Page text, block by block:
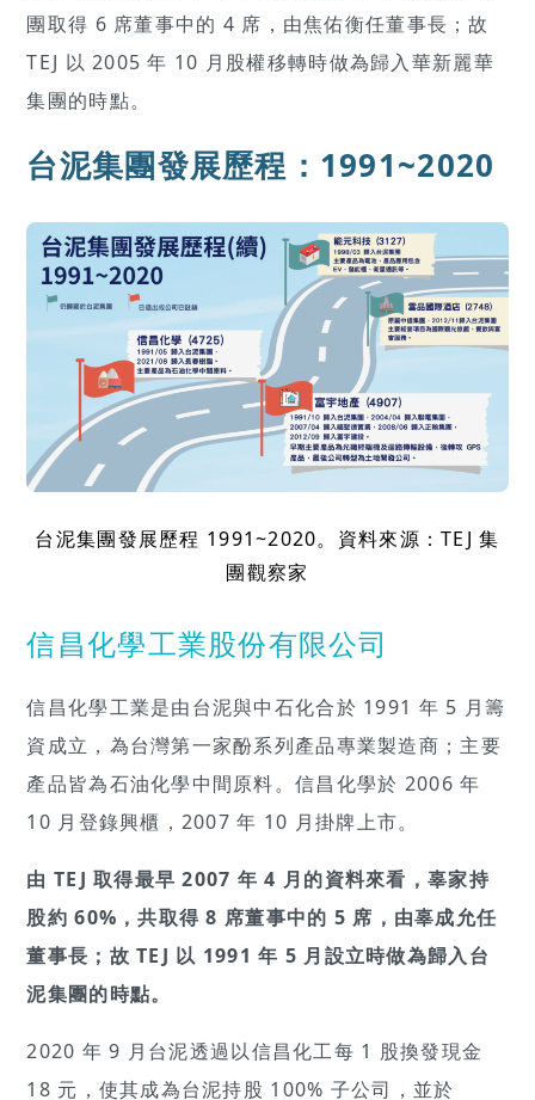
團取得 6 席董事中的 4 席，由焦佑衡任董事長；故
TEJ 以 2005 年 10 月股權移轉時做為歸入華新麗華
集團的時點。
台泥集團發展歷程：1991~2020
台泥集團發展歷程 1991~2020。資料來源：TEJ 集
團觀察家
信昌化學工業股份有限公司
信昌化學工業是由台泥與中石化合於 1991 年 5 月籌
資成立，為台灣第一家酚系列產品專業製造商；主要
產品皆為石油化學中間原料。信昌化學於 2006 年
10 月登錄興櫃，2007 年 10 月掛牌上市。
由 TEJ 取得最早 2007 年 4 月的資料來看，辜家持
股約 60%，共取得 8 席董事中的 5 席，由辜成允任
董事長；故 TEJ 以 1991 年 5 月設立時做為歸入台
泥集團的時點。
2020 年 9 月台泥透過以信昌化工每 1 股換發現金
18 元，使其成為台泥持股 100% 子公司，並於